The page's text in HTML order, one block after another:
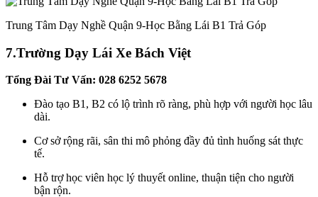
Trung Tâm Dạy Nghề Quận 9-Học Bằng Lái B1 Trả Góp
7.Trường Dạy Lái Xe Bách Việt
Tổng Đài Tư Vấn: 028 6252 5678
Đào tạo B1, B2 có lộ trình rõ ràng, phù hợp với người học lâu
dài.
Cơ sở rộng rãi, sân thi mô phỏng đầy đủ tình huống sát thực
tế.
Hỗ trợ học viên học lý thuyết online, thuận tiện cho người
bận rộn.